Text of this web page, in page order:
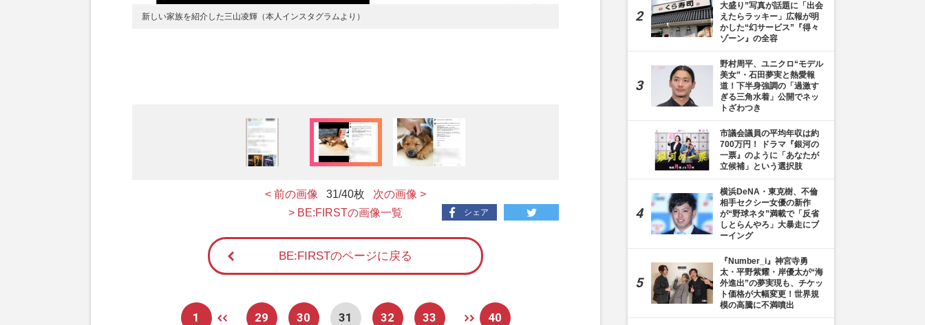
新しい家族を紹介した三山凌輝（本人インスタグラムより）
< 前の画像 31/40枚
次の画像 >
> BE:FIRSTの画像一覧
シェア
BE:FIRSTのページに戻る
1 29 30 31 32 33 40
大盛り”写真が話題に「出会
えたらラッキー」広報が明
かした“幻サービス”『得々
ゾーン』の全容
野村周平、ユニクロ“モデル
美女”・石田夢実と熱愛報
道！下半身強調の「過激す
ぎる三角水着」公開でネッ
トざわつき
市議会議員の平均年収は約
700万円！ ドラマ『銀河の
一票』のように「あなたが
立候補」という選択肢
横浜DeNA・東克樹、不倫
相手セクシー女優の新作
が“野球ネタ”満載で「反省
しとらんやろ」大暴走にブ
ーイング
『Number_i』神宮寺勇
太・平野紫耀・岸優太が“海
外進出”の夢実現も、チケッ
ト価格が大幅変更！世界規
模の高騰に不満噴出